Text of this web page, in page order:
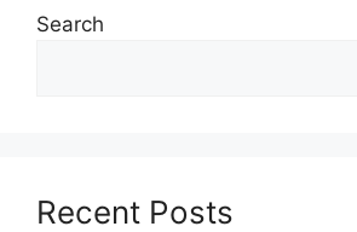
Berkelayakan dan
pelantikan yang telah
setiap jawatan yang
Search
Recent Posts